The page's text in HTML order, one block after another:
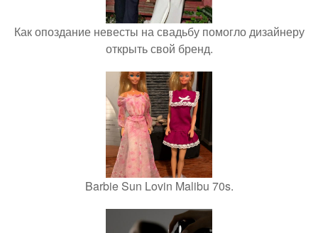
Как опоздание невесты на свадьбу помогло дизайнеру
открыть свой бренд.
Barbie Sun Lovin Malibu 70s.